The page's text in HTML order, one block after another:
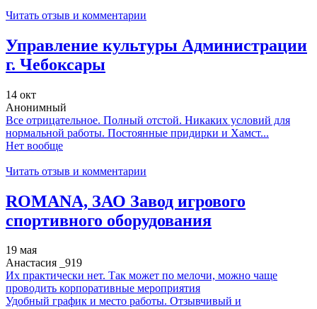
Читать отзыв и комментарии
Управление культуры Администрации
г. Чебоксары
14 окт
Анонимный
Все отрицательное. Полный отстой. Никаких условий для
нормальной работы. Постоянные придирки и Хамст...
Нет вообще
Читать отзыв и комментарии
ROMANA, ЗАО Завод игрового
спортивного оборудования
19 мая
Анастасия _919
Их практически нет. Так может по мелочи, можно чаще
проводить корпоративные мероприятия
Удобный график и место работы. Отзывчивый и